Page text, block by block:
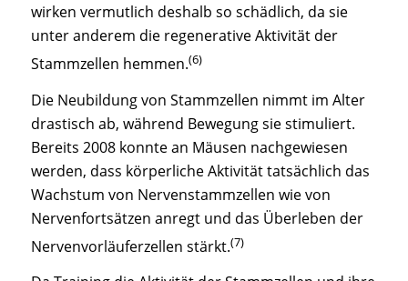
wirken vermutlich deshalb so schädlich, da sie
unter anderem die regenerative Aktivität der
Stammzellen hemmen.(6)
Die Neubildung von Stammzellen nimmt im Alter
drastisch ab, während Bewegung sie stimuliert.
Bereits 2008 konnte an Mäusen nachgewiesen
werden, dass körperliche Aktivität tatsächlich das
Wachstum von Nervenstammzellen wie von
Nervenfortsätzen anregt und das Überleben der
Nervenvorläuferzellen stärkt.(7)